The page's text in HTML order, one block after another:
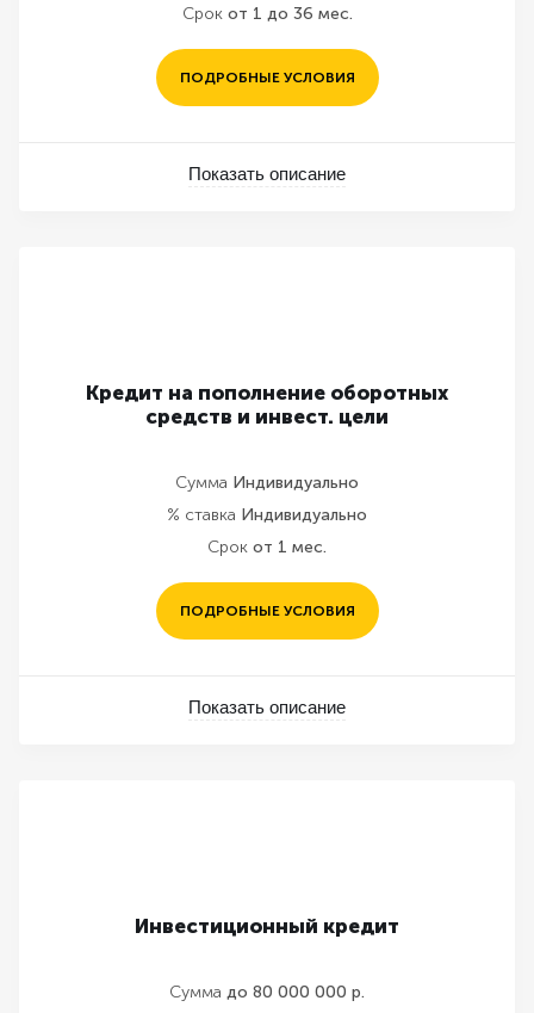
Срок от 1 до 36 мес.
ПОДРОБНЫЕ УСЛОВИЯ
Показать описание
Кредит на пополнение оборотных
средств и инвест. цели
Сумма Индивидуально
% ставка Индивидуально
Срок от 1 мес.
ПОДРОБНЫЕ УСЛОВИЯ
Показать описание
Инвестиционный кредит
Сумма до 80 000 000 р.